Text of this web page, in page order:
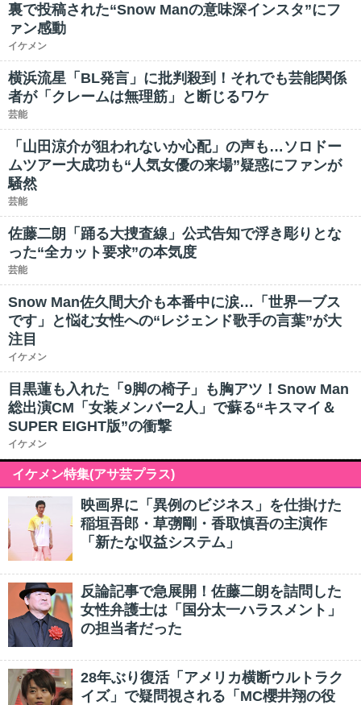
裏で投稿された“Snow Manの意味深インスタ”にフ
ァン感動
イケメン
横浜流星「BL発言」に批判殺到！それでも芸能関係
者が「クレームは無理筋」と断じるワケ
芸能
「山田涼介が狙われないか心配」の声も…ソロドー
ムツアー大成功も“人気女優の来場”疑惑にファンが
騒然
芸能
佐藤二朗「踊る大捜査線」公式告知で浮き彫りとな
った“全カット要求”の本気度
芸能
Snow Man佐久間大介も本番中に涙…「世界一ブス
です」と悩む女性への“レジェンド歌手の言葉”が大
注目
イケメン
目黒蓮も入れた「9脚の椅子」も胸アツ！Snow Man
総出演CM「女装メンバー2人」で蘇る“キスマイ＆
SUPER EIGHT版”の衝撃
イケメン
イケメン特集(アサ芸プラス)
映画界に「異例のビジネス」を仕掛けた
稲垣吾郎・草彅剛・香取慎吾の主演作
「新たな収益システム」
反論記事で急展開！佐藤二朗を詰問した
女性弁護士は「国分太一ハラスメント」
の担当者だった
28年ぶり復活「アメリカ横断ウルトラク
イズ」で疑問視される「MC櫻井翔の役